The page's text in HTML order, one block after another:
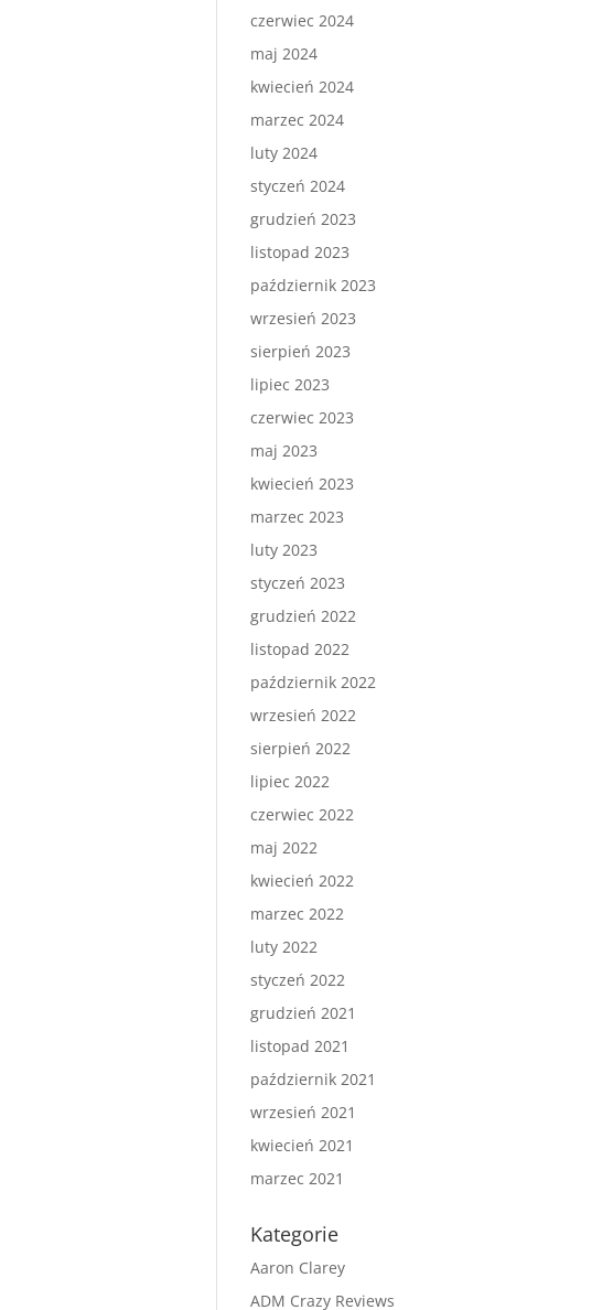
czerwiec 2024
maj 2024
kwiecień 2024
marzec 2024
luty 2024
styczeń 2024
grudzień 2023
listopad 2023
październik 2023
wrzesień 2023
sierpień 2023
lipiec 2023
czerwiec 2023
maj 2023
kwiecień 2023
marzec 2023
luty 2023
styczeń 2023
grudzień 2022
listopad 2022
październik 2022
wrzesień 2022
sierpień 2022
lipiec 2022
czerwiec 2022
maj 2022
kwiecień 2022
marzec 2022
luty 2022
styczeń 2022
grudzień 2021
listopad 2021
październik 2021
wrzesień 2021
kwiecień 2021
marzec 2021
Kategorie
Aaron Clarey
ADM Crazy Reviews